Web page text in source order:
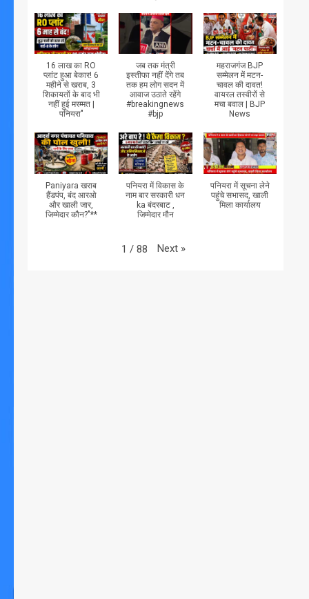
16 लाख का RO
प्लांट हुआ बेकार! 6
महीने से खराब, 3
शिकायतों के बाद भी
नहीं हुई मरम्मत |
पनियरा"
जब तक मंत्री
इस्तीफा नहीं देंगे तब
तक हम लोग सदन में
आवाज उठाते रहेंगे
#breakingnews
#bjp
महराजगंज BJP
सम्मेलन में मटन-
चावल की दावत!
वायरल तस्वीरों से
मचा बवाल | BJP
News
Paniyara खराब
हैंडपंप, बंद आरओ
और खाली जार,
जिम्मेदार कौन?"**
पनियरा में विकास के
नाम बार सरकारी धन
ka बंदरबाट ,
जिम्मेदार मौन
पनियरा में सूचना लेने
पहुंचे सभासद, खाली
मिला कार्यालय
1 / 88 Next »